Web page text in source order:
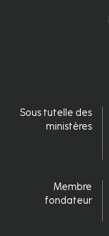
Sous tutelle des
ministères
Membre
fondateur